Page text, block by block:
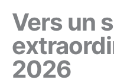
Vers un
2026